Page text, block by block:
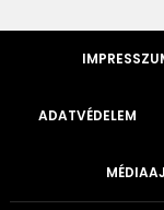
ADATVÉDELEM